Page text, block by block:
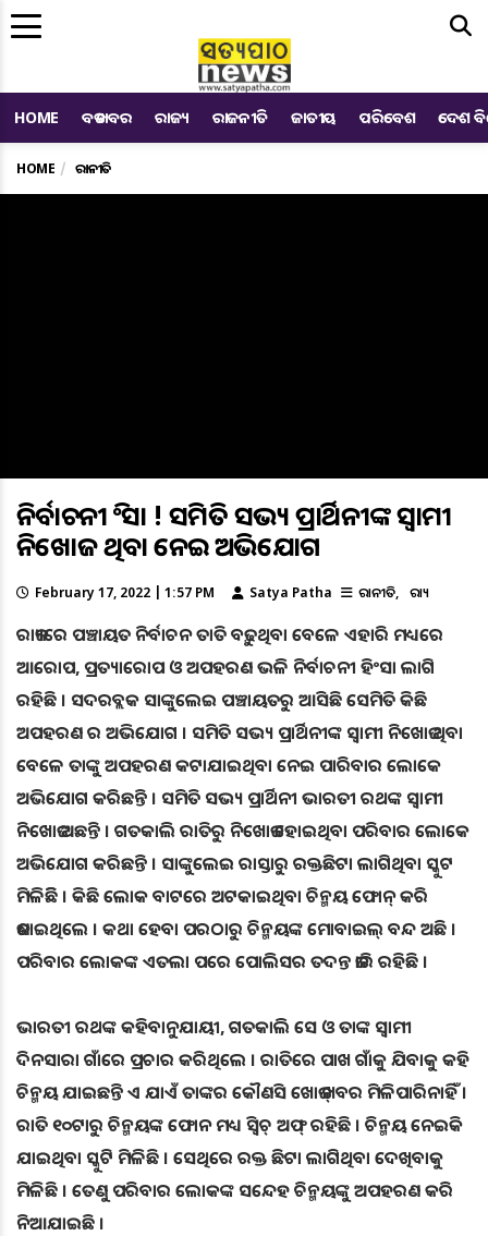
HOME ବଡ ଖବର ରାଜ୍ୟ ରାଜନୀତି ଜାତୀୟ ପରିବେଶ ଦେଶ
HOME ରାଜନୀତି
ନିର୍ବାଚନୀ ହିଂସା ! ସମିତି ସଭ୍ୟ ପ୍ରାର୍ଥିନୀଙ୍କ ସ୍ୱାମୀ
ନିଖୋଜ ଥିବା ନେଇ ଅଭିଯୋଗ
February 17, 2022 | 1:57 PM Satya Patha ରାଜନୀତି ରାଜ୍ୟ
ରାଜ୍ୟରେ ପଞ୍ଚାୟତ ନିର୍ବାଚନ ତାତି ବଢ଼ୁଥିବା ବେଳେ ଏହାରି ମଧ୍ୟରେ
ଆରୋପ, ପ୍ରତ୍ୟାରୋପ ଓ ଅପହରଣ ଭଳି ନିର୍ବାଚନୀ ହିଂସା ଲାଗି
ରହିଛି । ସଦରବ୍ଲକ ସାଙ୍କୁଲେଇ ପଞ୍ଚାୟତରୁ ଆସିଛି ସେମିତି କିଛି
ଅପହରଣ ର ଅଭିଯୋଗ । ସମିତି ସଭ୍ୟ ପ୍ରାର୍ଥିନୀଙ୍କ ସ୍ୱାମୀ ନିଖୋଜ ଥିବା
ବେଳେ ତାଙ୍କୁ ଅପହରଣ କଟାଯାଇଥିବା ନେଇ ପାରିବାର ଲୋକେ
ଅଭିଯୋଗ କରିଛନ୍ତି । ସମିତି ସଭ୍ୟ ପ୍ରାର୍ଥିନୀ ଭାରତୀ ରଥଙ୍କ ସ୍ୱାମୀ
ନିଖୋଜ ଅଛନ୍ତି । ଗତକାଲି ରାତିରୁ ନିଖୋଜ ହୋଇଥିବା ପରିବାର ଲୋକେ
ଅଭିଯୋଗ କରିଛନ୍ତି । ସାଙ୍କୁଲେଇ ରାସ୍ତାରୁ ରକ୍ତଛିଟା ଲାଗିଥିବା ସ୍କୁଟ
ମିଳିଛିି । କିଛି ଲୋକ ବାଟରେ ଅଟକାଇଥିବା ଚିନ୍ମୟ ଫୋନ୍ କରି
ଜଣାଇଥିଲେ । କଥା ହେବା ପରଠାରୁ ଚିନ୍ମୟଙ୍କ ମୋବାଇଲ୍ ବନ୍ଦ ଅଛି ।
ପରିବାର ଲୋକଙ୍କ ଏତଲା ପରେ ପୋଲିସର ତଦନ୍ତ ଜାରି ରହିଛି ।
ଭାରତୀ ରଥଙ୍କ କହିବାନୁଯାୟୀ, ଗତକାଲି ସେ ଓ ତାଙ୍କ ସ୍ୱାମୀ
ଦିନସାରା ଗାଁରେ ପ୍ରଚାର କରିଥିଲେ । ରାତିରେ ପାଖ ଗାଁକୁ ଯିବାକୁ କହି
ଚିନ୍ମୟ ଯାଇଛନ୍ତି ଏ ଯାଏଁ ତାଙ୍କର କୌଣସି ଖୋଜ୍ ଖବର ମିଳିପାରିନାହିଁ ।
ରାତି ୧୦ଟାରୁ ଚିନ୍ମୟଙ୍କ ଫୋନ ମଧ୍ୟ ସ୍ୱିଚ୍ ଅଫ୍ ରହିଛି । ଚିନ୍ମୟ ନେଇକି
ଯାଇଥିବା ସ୍କୁଟି ମିଳିଛି । ସେଥିରେ ରକ୍ତ ଛିଟା ଲାଗିଥିବା ଦେଖିବାକୁ
ମିଳିଛି । ତେଣୁ ପରିବାର ଲୋକଙ୍କ ସନ୍ଦେହ ଚିନ୍ମୟଙ୍କୁ ଅପହରଣ କରି
ନିଆଯାଇଛି ।